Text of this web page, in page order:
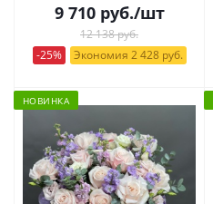
9 710руб./шт
12 138 руб.
-25%
Экономия 2 428 руб.
НОВИНКА